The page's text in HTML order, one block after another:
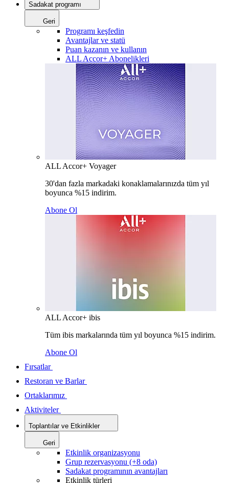
Sadakat programı
Geri
Programı keşfedin
Avantajlar ve statü
Puan kazanın ve kullanın
ALL Accor+ Abonelikleri
ALL Accor+ Voyager
30'dan fazla markadaki konaklamalarınızda tüm yıl
boyunca %15 indirim.
Abone Ol
ALL Accor+ ibis
Tüm ibis markalarında tüm yıl boyunca %15 indirim.
Abone Ol
Fırsatlar
Restoran ve Barlar
Ortaklarımız
Aktiviteler
Toplantılar ve Etkinlikler
Geri
Etkinlik organizasyonu
Grup rezervasyonu (+8 oda)
Sadakat programının avantajları
Etkinlik türleri